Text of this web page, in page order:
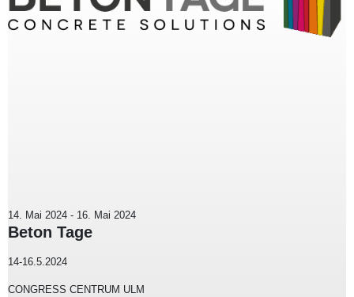
14. Mai 2024 - 16. Mai 2024
Beton Tage
14-16.5.2024
CONGRESS CENTRUM ULM